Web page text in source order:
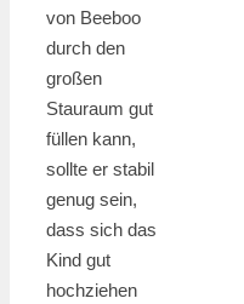
von Beeboo
durch den
großen
Stauraum gut
füllen kann,
sollte er stabil
genug sein,
dass sich das
Kind gut
hochziehen